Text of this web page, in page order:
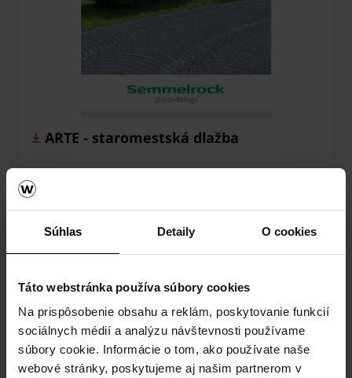
Súhlas Detaily O cookies
Táto webstránka používa súbory cookies
Na prispôsobenie obsahu a reklám, poskytovanie funkcií
sociálnych médií a analýzu návštevnosti používame
súbory cookie. Informácie o tom, ako používate naše
webové stránky, poskytujeme aj našim partnerom v
ARTE - staromestská dlažba
pdf, 4 MB